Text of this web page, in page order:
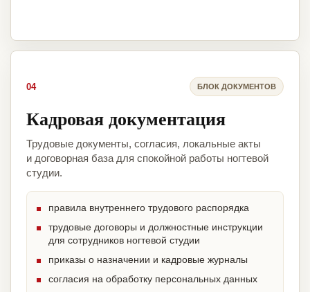
04 БЛОК ДОКУМЕНТОВ
Кадровая документация
Трудовые документы, согласия, локальные акты
и договорная база для спокойной работы ногтевой
студии.
правила внутреннего трудового распорядка
трудовые договоры и должностные инструкции
для сотрудников ногтевой студии
приказы о назначении и кадровые журналы
согласия на обработку персональных данных